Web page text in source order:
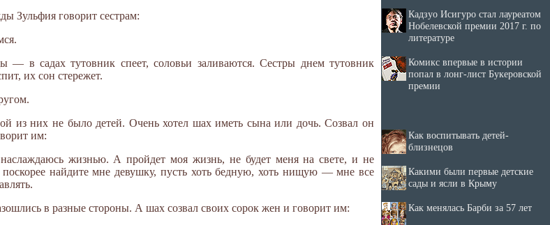
Зульфия говорит сестрам:
в садах тутовник спеет, соловьи заливаются. Сестры днем тутовник
их сон стережет.
из них не было детей. Очень хотел шах иметь сына или дочь. Созвал он
им:
жизнью. А пройдет моя жизнь, не будет меня на свете, и не
найдите мне девушку, пусть хоть бедную, хоть нищую — мне все
в разные стороны. А шах созвал своих сорок жен и говорит им:
Кадзуо Исигуро стал лауреатом
Нобелевской премии 2017 г. по
литературе
Комикс впервые в истории
попал в лонг-лист Букеровской
премии
Как воспитывать детей-
близнецов
Какими были первые детские
сады и ясли в Крыму
Как менялась Барби за 57 лет